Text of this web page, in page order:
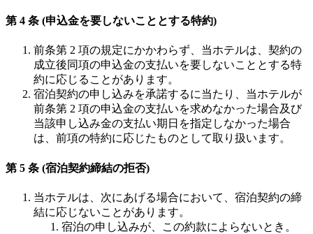
第 4 条 (申込金を要しないこととする特約)
前条第 2 項の規定にかかわらず、当ホテルは、契約の
成立後同項の申込金の支払いを要しないこととする特
約に応じることがあります。
宿泊契約の申し込みを承諾するに当たり、当ホテルが
前条第 2 項の申込金の支払いを求めなかった場合及び
当該申し込み金の支払い期日を指定しなかった場合
は、前項の特約に応じたものとして取り扱います。
第 5 条 (宿泊契約締結の拒否)
当ホテルは、次にあげる場合において、宿泊契約の締
結に応じないことがあります。
宿泊の申し込みが、この約款によらないとき。